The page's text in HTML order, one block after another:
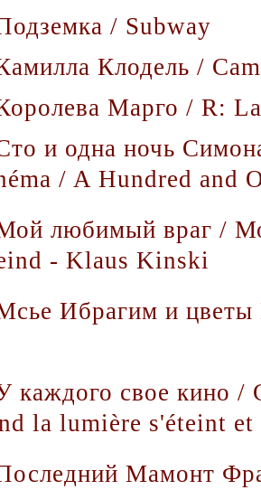
/ Subway
Клодель /
Марго / R:
и одна ночь
/ A Hundred and
любимый враг /
- Klaus Kinski
Ибрагим и
каждого свое кино /
la lumière s'éteint
Мамонт